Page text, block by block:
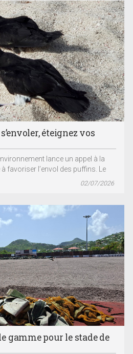
éteignez vos
lance un appel à la
favoriser l’envol des puffins. Le
02/07/2026
gamme pour le stade de